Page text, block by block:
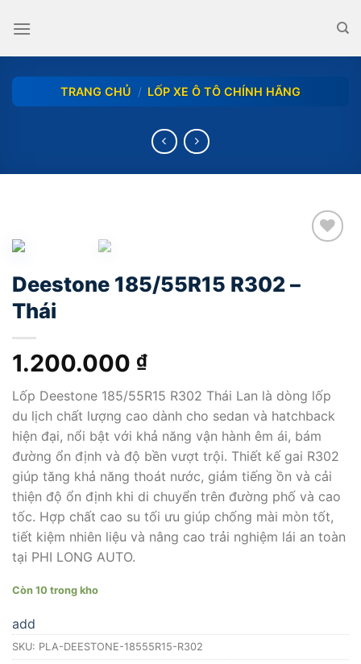
TRANG CHỦ / LỐP XE Ô TÔ CHÍNH HÃNG
Deestone 185/55R15 R302 –
Thái
1.200.000 ₫
Lốp Deestone 185/55R15 R302 Thái Lan là dòng lốp
du lịch chất lượng cao dành cho sedan và hatchback
hiện đại, nổi bật với khả năng vận hành êm ái, bám
đường ổn định và độ bền vượt trội. Thiết kế gai R302
giúp tăng khả năng thoát nước, giảm tiếng ồn và cải
thiện độ ổn định khi di chuyển trên đường phố và cao
tốc. Hợp chất cao su tối ưu giúp chống mài mòn tốt,
tiết kiệm nhiên liệu và nâng cao trải nghiệm lái an toàn
tại PHI LONG AUTO.
Còn 10 trong kho
add
SKU: PLA-DEESTONE-18555R15-R302